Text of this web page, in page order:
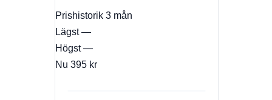
Prishistorik 3 mån
Lägst —
Högst —
Nu 395 kr